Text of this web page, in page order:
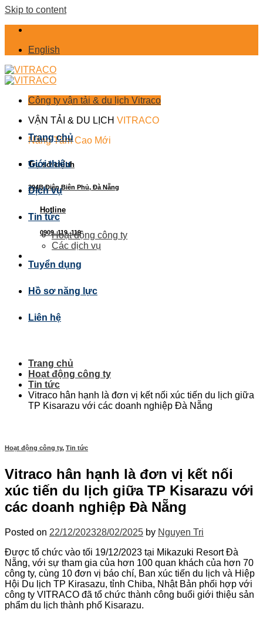
Skip to content
English
Công ty vận tải & du lịch Vitraco
VẬN TẢI & DU LỊCH VITRACO
Nâng Tầm Cao Mới
Trụ sở chính
394B Điện Biên Phủ, Đà Nẵng
Hotline
0909. 119. 119
Trang chủ
Giới thiệu
Dịch vụ
Tin tức
Hoạt động công ty
Các dịch vụ
Tuyển dụng
Hồ sơ năng lực
Liên hệ
Trang chủ
Hoạt động công ty
Tin tức
Vitraco hân hạnh là đơn vị kết nối xúc tiến du lịch giữa
TP Kisarazu với các doanh nghiệp Đà Nẵng
Hoạt động công ty, Tin tức
Vitraco hân hạnh là đơn vị kết nối
xúc tiến du lịch giữa TP Kisarazu với
các doanh nghiệp Đà Nẵng
Posted on 22/12/202328/02/2025 by Nguyen Tri
Được tổ chức vào tối 19/12/2023 tại Mikazuki Resort Đà
Nẵng, với sự tham gia của hơn 100 quan khách của hơn 70
công ty, cùng 10 đơn vị báo chí, Ban xúc tiến du lịch và Hiệp
Hội Du lịch TP Kirasazu, tỉnh Chiba, Nhật Bản phối hợp với
công ty VITRACO đã tổ chức thành công buổi giới thiệu sản
phẩm du lịch thành phố Kisarazu.